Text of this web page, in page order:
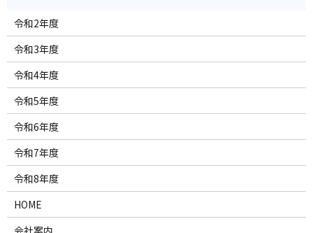
令和2年度
令和3年度
令和4年度
令和5年度
令和6年度
令和7年度
令和8年度
HOME
会社案内